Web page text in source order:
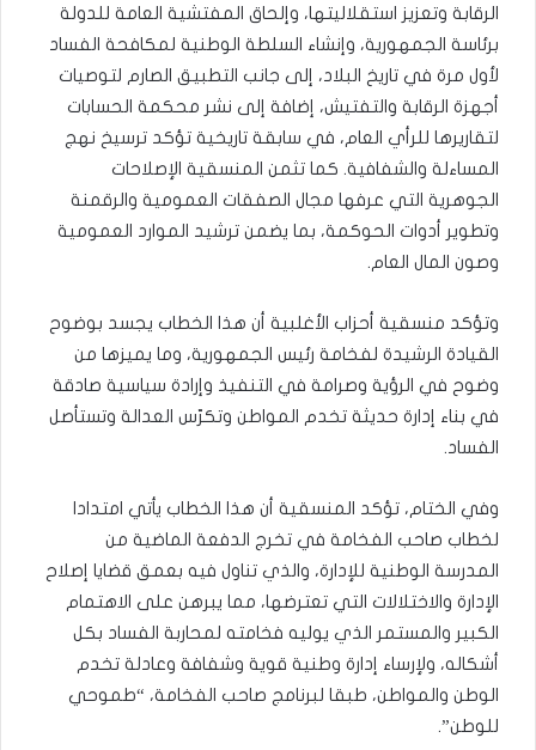
الرقابة وتعزيز استقلاليتها، وإلحاق المفتشية العامة للدولة
برئاسة الجمهورية، وإنشاء السلطة الوطنية لمكافحة الفساد
لأول مرة في تاريخ البلاد، إلى جانب التطبيق الصارم لتوصيات
أجهزة الرقابة والتفتيش، إضافة إلى نشر محكمة الحسابات
لتقاريرها للرأي العام، في سابقة تاريخية تؤكد ترسيخ نهج
المساءلة والشفافية. كما تثمن المنسقية الإصلاحات
الجوهرية التي عرفها مجال الصفقات العمومية والرقمنة
وتطوير أدوات الحوكمة، بما يضمن ترشيد الموارد العمومية
وصون المال العام.
وتؤكد منسقية أحزاب الأغلبية أن هذا الخطاب يجسد بوضوح
القيادة الرشيدة لفخامة رئيس الجمهورية، وما يميزها من
وضوح في الرؤية وصرامة في التنفيذ وإرادة سياسية صادقة
في بناء إدارة حديثة تخدم المواطن وتكرّس العدالة وتستأصل
الفساد.
وفي الختام، تؤكد المنسقية أن هذا الخطاب يأتي امتدادا
لخطاب صاحب الفخامة في تخرج الدفعة الماضية من
المدرسة الوطنية للإدارة، والذي تناول فيه بعمق قضايا إصلاح
الإدارة والاختلالات التي تعترضها، مما يبرهن على الاهتمام
الكبير والمستمر الذي يوليه فخامته لمحاربة الفساد بكل
أشكاله، ولإرساء إدارة وطنية قوية وشفافة وعادلة تخدم
الوطن والمواطن، طبقا لبرنامج صاحب الفخامة، “طموحي
للوطن”.